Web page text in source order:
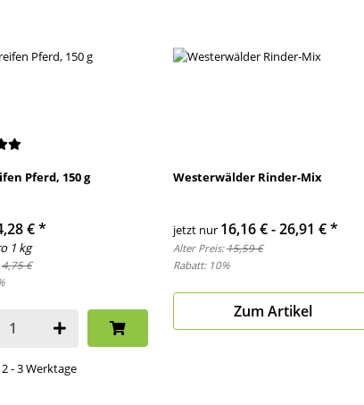
Pferd, 150 g
€*
1 kg
4,75 €
- 3 Werktage
Westerwälder Rinder-Mix
jetzt nur 16,16 € -26,91 €*
Alter Preis:15,59 €
Rabatt: 10%
Zum Artikel